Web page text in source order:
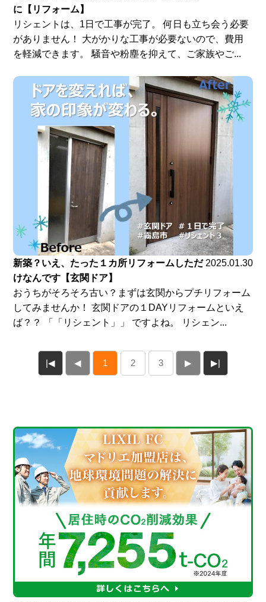
に【リフォーム】
リシェントは、1日で工事が完了。 何日も立ち会う必要
がありません！ 大がかりな工事が必要ないので、費用
を軽減できます。 騒音や粉塵を抑えて、ご家族やご...
新築？いえ、たった１カ所リフォームしただ
けなんです【玄関ドア】
2025.01.30
おうちがそろそろ古い？まずは玄関からプチリフォーム
してみませんか！ 玄関ドアの１DAYリフォームといえ
ば？？ 「「リシェント」」 ですよね。 リシェン...
|◀ ◀ 1 2 3 ▶ ▶|